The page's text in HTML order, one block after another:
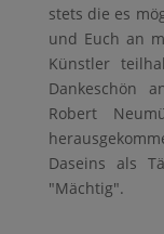
stets die es
und Euch an
Künstler
Dankeschön
Robert
Daseins als
"Mächtig".